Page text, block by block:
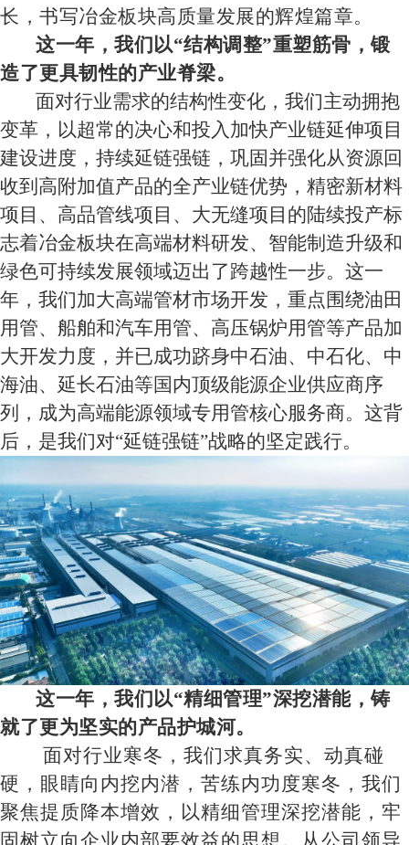
长，书写冶金板块高质量发展的辉煌篇章。
这一年，我们以“结构调整”重塑筋骨，锻
造了更具韧性的产业脊梁。
面对行业需求的结构性变化，我们主动拥抱
变革，以超常的决心和投入加快产业链延伸项目
建设进度，持续延链强链，巩固并强化从资源回
收到高附加值产品的全产业链优势 ， 精密新材料
项目、高品管线项目、大无缝项目的陆续投产标
志着冶金板块在高端材料研发、智能制造升级和
绿色可持续发展领域迈出了跨越性一步。这一
年，我们加大高端管材市场开发，重点围绕油田
用管、船舶和汽车用管、高压锅炉用管等产品加
大开发力度，并已成功跻身中石油、中石化、中
海油、延长石油等国内顶级能源企业供应商序
列，成为高端能源领域专用管核心服务商。这背
后，是我们对“延链强链”战略的坚定践行。
这一年，我们以“精细管理”深挖潜能，铸
就了更为坚实的产品护城河。
面对行业寒冬 ， 我们求真务实、动真碰
硬，眼睛向内挖内潜 ，苦练内功度寒冬，我们
聚焦提质 降本增效，以精细管理深挖潜能， 牢